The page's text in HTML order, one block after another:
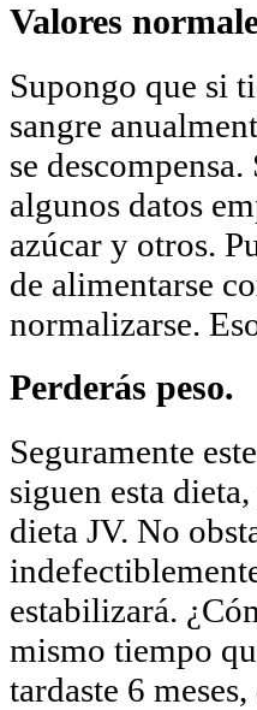
Valores
Supongo que si
sangre
se
algunos datos
azúcar y otros.
de alimentarse
normalizarse.
Perderás peso.
Seguramente
siguen esta
dieta JV. No
estabilizará.
mismo tiempo
tardaste 6